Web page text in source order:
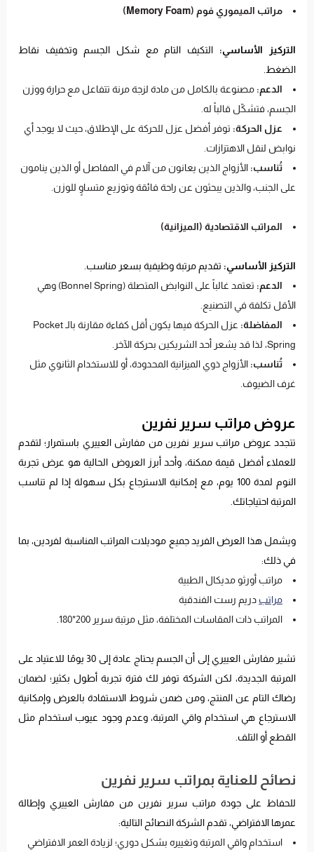
مراتب الميموري فوم (Memory Foam)
التركيز الأساسي: التكيف التام مع شكل الجسم وتخفيف نقاط
الضغط.
الدعم: مصنوعة بالكامل من مادة لزجة مرنة تتفاعل مع حرارة ووزن
الجسم، فتشكّل قالباً له.
عزل الحركة: توفر أفضل عزل للحركة على الإطلاق، حيث لا يوجد أي
نوابض لنقل الاهتزازات.
تُناسب: الأزواج الذين يعانون من آلام في المفاصل أو الذين ينامون
على الجنب، والذين يبحثون عن راحة فائقة وتوزيع متساوٍ للوزن.
المراتب الاقتصادية (الميزانية)
التركيز الأساسي: تقديم مرتبة وظيفية بسعر مناسب.
الدعم:
تعتمد غالباً على النوابض المتصلة (Bonnel Spring) وهي
الأقل تكلفة في التصنيع.
المفاضلة:
عزل الحركة فيها يكون أقل كفاءة مقارنة بالـ Pocket
Spring، لذا قد يشعر أحد الشريكين بحركة الآخر.
تُناسب: الأزواج ذوي الميزانية المحدودة، أو للاستخدام الثانوي مثل
غرف الضيوف.
عروض مراتب سرير نفرين
تتجدد عروض مراتب سرير نفرين من مفارش العييري باستمرار؛ لتقدم
للعملاء أفضل قيمة ممكنة، وأحد أبرز العروض الحالية هو عرض تجربة
النوم لمدة 100 يوم، مع إمكانية الاسترجاع بكل سهولة إذا لم تناسب
المرتبة احتياجاتك.
ويشمل هذا العرض الفريد جميع موديلات المراتب المناسبة لفردين، بما
في ذلك:
مراتب أورثو مديكال الطبية
مراتب دريم رست الفندقية
المراتب ذات المقاسات المختلفة، مثل مرتبة سرير 200*180.
تشير مفارش العييري إلى أن الجسم يحتاج عادة إلى 30 يومًا للاعتياد على
المرتبة الجديدة، لكن الشركة توفر لك فترة تجربة أطول بكثير؛ لضمان
رضاك التام عن المنتج، ومن ضمن شروط الاستفادة بالعرض وإمكانية
الاسترجاع هي استخدام واقي المرتبة، وعدم وجود عيوب استخدام مثل
القطع أو التلف.
نصائح للعناية بمراتب سرير نفرين
للحفاظ على جودة مراتب سرير نفرين من مفارش العييري وإطالة
عمرها الافتراضي، تقدم الشركة النصائح التالية:
استخدام واقي المرتبة وتغييره بشكل دوري؛ لزيادة العمر الافتراضي